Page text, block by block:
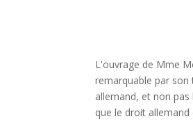
L'ouvrage de Mme
remarquable par
allemand, et non
que le droit